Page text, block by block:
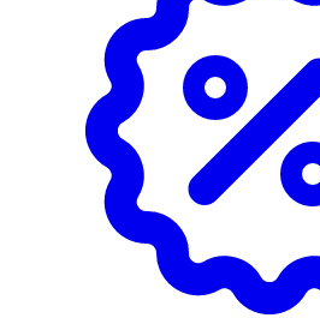
(effekt vid 250 mg DHA/dag)
Användning & Dosering
Rekommenderad daglig
Observera:
· Rekommenderas ej till gravida
· Rekommenderad daglig dos